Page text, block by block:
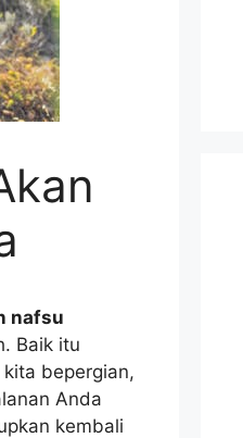
nafsu
Baik itu
bepergian,
Anda
kembali